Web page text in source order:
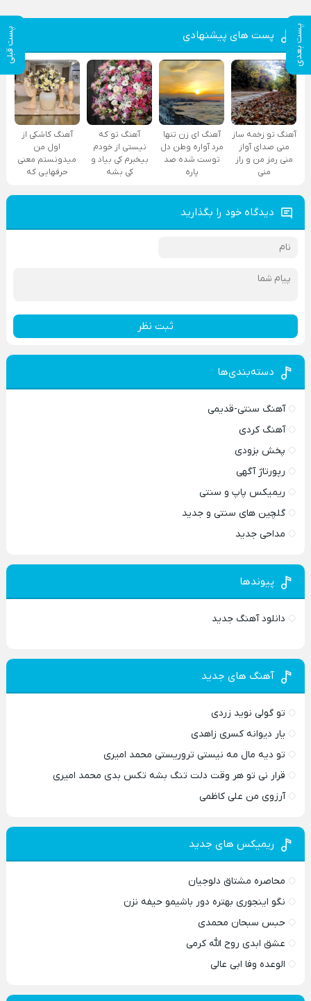
پست بعدی پست قبلی پست های پیشنهادی
آهنگ تو زخمه ساز
منی صدای آواز
منی رمز من و راز
منی
آهنگ ای زن تنها
مرد آواره وطن دل
توست شده صد
پاره
آهنگ تو که
نیستی از خودم
بیخبرم کی بیاد و
کی بشه
آهنگ کاشکی از
اول من
میدونستم معنی
حرفهایی که
دیدگاه خود را بگذارید
ثبت نظر
دسته‌بندی‌ها
آهنگ سنتی-قدیمی
آهنگ کردی
پخش بزودی
رپورتاژ آگهی
ریمیکس پاپ و سنتی
گلچین های سنتی و جدید
مداحی جدید
پیوندها
دانلود آهنگ جدید
آهنگ های جدید
تو گولی نوید زردی
یار دیوانه کسری زاهدی
تو دیه مال مه نیستی تروریستی محمد امیری
قرار نی تو هر وقت دلت تنگ بشه تکس بدی محمد امیری
آرزوی من علی کاظمی
ریمیکس های جدید
محاصره مشتاق دلوجیان
نگو اینجوری بهتره دور باشیمو حیفه نزن
حبس سبحان محمدی
عشق ابدی روح الله کرمی
الوعده وفا ابی عالی